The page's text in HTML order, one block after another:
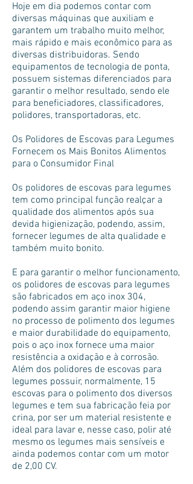
Hoje em dia podemos contar com
diversas máquinas que auxiliam e
garantem um trabalho muito melhor,
mais rápido e mais econômico para as
diversas distribuidoras. Sendo
equipamentos de tecnologia de ponta,
possuem sistemas diferenciados para
garantir o melhor resultado, sendo ele
para beneficiadores, classificadores,
polidores, transportadoras, etc.
Os Polidores de Escovas para Legumes
Fornecem os Mais Bonitos Alimentos
para o Consumidor Final
Os polidores de escovas para legumes
tem como principal função realçar a
qualidade dos alimentos após sua
devida higienização, podendo, assim,
fornecer legumes de alta qualidade e
também muito bonito.
E para garantir o melhor funcionamento,
os polidores de escovas para legumes
são fabricados em aço inox 304,
podendo assim garantir maior higiene
no processo de polimento dos legumes
e maior durabilidade do equipamento,
pois o aço inox fornece uma maior
resistência a oxidação e à corrosão.
Além dos polidores de escovas para
legumes possuir, normalmente, 15
escovas para o polimento dos diversos
legumes e tem sua fabricação feia por
crina, por ser um material resistente e
ideal para lavar e, nesse caso, polir até
mesmo os legumes mais sensíveis e
ainda podemos contar com um motor
de 2,00 CV.